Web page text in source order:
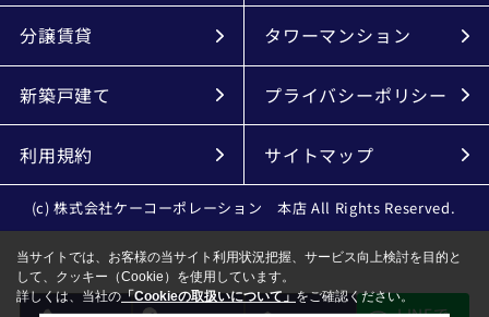
分譲賃貸 タワーマンション
新築戸建て プライバシーポリシー
利用規約 サイトマップ
(c) 株式会社ケーコーポレーション 本店 All Rights Reserved.
当サイトでは、お客様の当サイト利用状況把握、サービス向上検討を目的と
して、クッキー（Cookie）を使用しています。
詳しくは、当社の「Cookieの取扱いについて」をご確認ください。